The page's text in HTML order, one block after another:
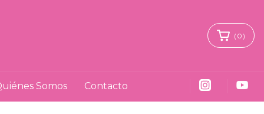
( 0 )
Somos Contacto